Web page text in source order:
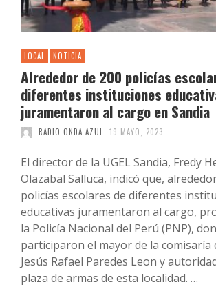
LOCAL NOTICIA
Alrededor de 200 policías
diferentes instituciones
juramentaron al cargo en Sandia
RADIO ONDA AZUL 19 MAYO, 2023
El director de la UGEL Sandia, Fredy
Olazabal Salluca, indicó que,
policías escolares de diferentes
educativas juramentaron al cargo,
la Policía Nacional del Perú (PNP),
participaron el mayor de la comisaría
Jesús Rafael Paredes Leon y
plaza de armas de esta localidad. …